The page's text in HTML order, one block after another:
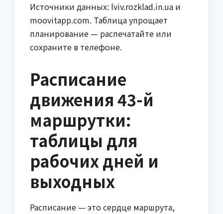
Источники данных: lviv.rozklad.in.ua и
moovitapp.com. Таблица упрощает
планирование — распечатайте или
сохраните в телефоне.
Расписание
движения 43-й
маршрутки:
таблицы для
рабочих дней и
выходных
Расписание — это сердце маршрута,